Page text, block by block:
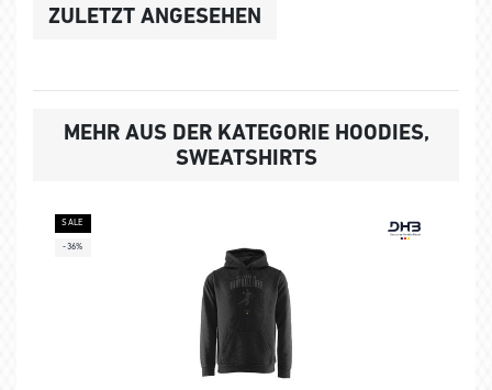
ZULETZT ANGESEHEN
MEHR AUS DER KATEGORIE HOODIES,
SWEATSHIRTS
SALE
-36%